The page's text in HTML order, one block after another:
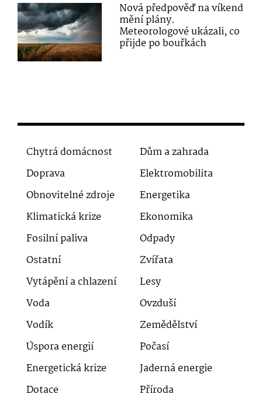
Nová předpověď na víkend
mění plány.
Meteorologové ukázali, co
přijde po bouřkách
Chytrá domácnost
Dům a zahrada
Doprava
Elektromobilita
Obnovitelné zdroje
Energetika
Klimatická krize
Ekonomika
Fosilní paliva
Odpady
Ostatní
Zvířata
Vytápění a chlazení
Lesy
Voda
Ovzduší
Vodík
Zemědělství
Úspora energií
Počasí
Energetická krize
Jaderná energie
Dotace
Příroda